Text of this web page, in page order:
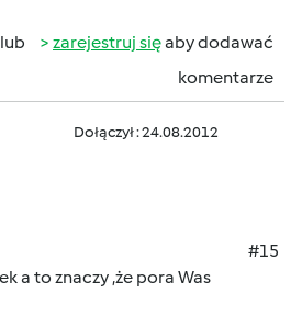
lub zarejestruj sięaby dodawać
komentarze
Dołączył : 24.08.2012
#15
a to znaczy ,że pora Was